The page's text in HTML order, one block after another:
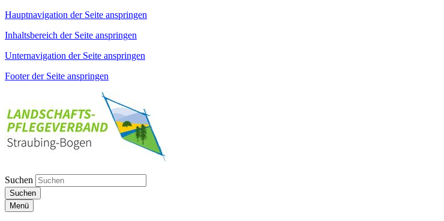
Hauptnavigation der Seite anspringen
Inhaltsbereich der Seite anspringen
Unternavigation der Seite anspringen
Footer der Seite anspringen
Suchen
Suchen
Menü